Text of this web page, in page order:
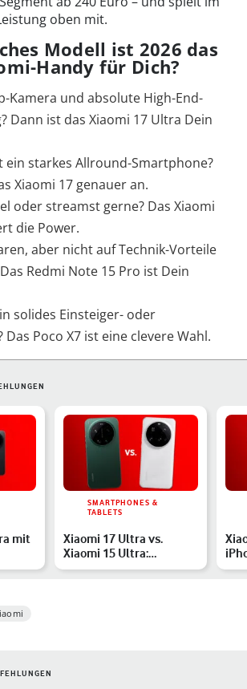
oben mit.
Modell ist 2026 das
Handy für Dich?
Kamera und absolute High-End-
Dann ist das Xiaomi 17 Ultra Dein
ein starkes Allround-Smartphone?
Xiaomi 17 genauer an.
oder streamst gerne? Das Xiaomi
die Power.
aber nicht auf Technik-Vorteile
Redmi Note 15 Pro ist Dein
solides Einsteiger- oder
Das Poco X7 ist eine clevere Wahl.
mit
zu
SMARTPHONES &
TABLETS
Xiaomi 17 Ultra vs.
Xiaomi 15 Ultra:
Premium-Handys mit